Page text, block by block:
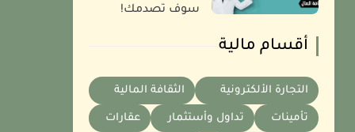
سوف تصدمك!
أقسام مالية
التجارة الألكترونية الثقافة المالية
تأمينات تداول وأستثمار عقارات